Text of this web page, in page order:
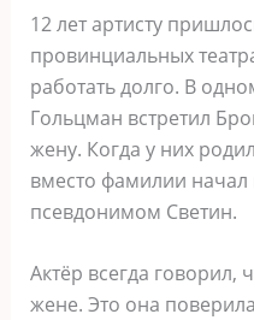
12 лет артисту
провинциальных
работать долго. В
Гольцман встретил
жену. Когда у них
вместо фамилии начал
псевдонимом Светин.
Актёр всегда говорил,
жене. Это она